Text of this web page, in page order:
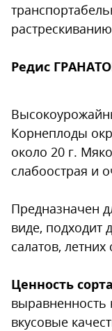
Редис
Корнеплоды
около 20 г.
слабоострая и
Предназначен
виде, подходит
салатов, летних
Ценность
выравненность
вкусовые